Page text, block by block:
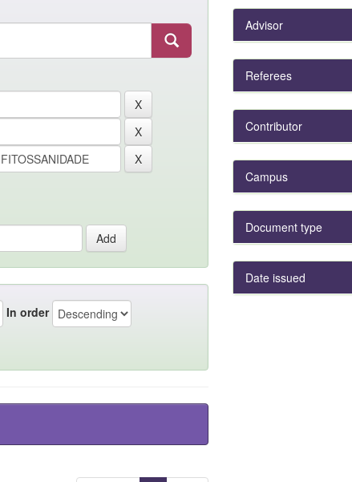
In order
Advisor
Referees
Contributor
Campus
Document type
Date issued